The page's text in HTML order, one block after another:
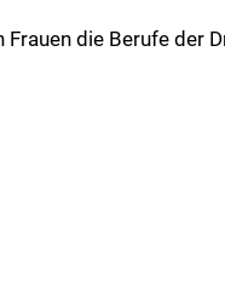
die Berufe der